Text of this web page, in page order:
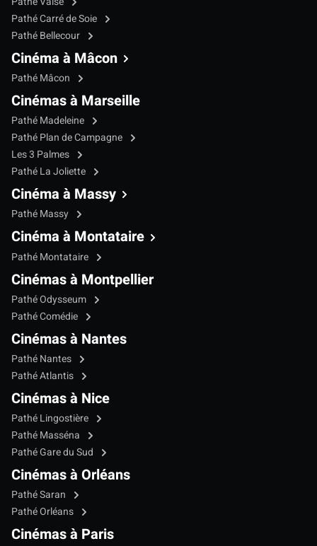
Pathé Carré de Soie
Pathé Bellecour
Cinéma à Mâcon
Pathé Mâcon
Cinémas à Marseille
Pathé Madeleine
Pathé Plan de Campagne
Les 3 Palmes
Pathé La Joliette
Cinéma à Massy
Pathé Massy
Cinéma à Montataire
Pathé Montataire
Cinémas à Montpellier
Pathé Odysseum
Pathé Comédie
Cinémas à Nantes
Pathé Nantes
Pathé Atlantis
Cinémas à Nice
Pathé Lingostière
Pathé Masséna
Pathé Gare du Sud
Cinémas à Orléans
Pathé Saran
Pathé Orléans
Cinémas à Paris